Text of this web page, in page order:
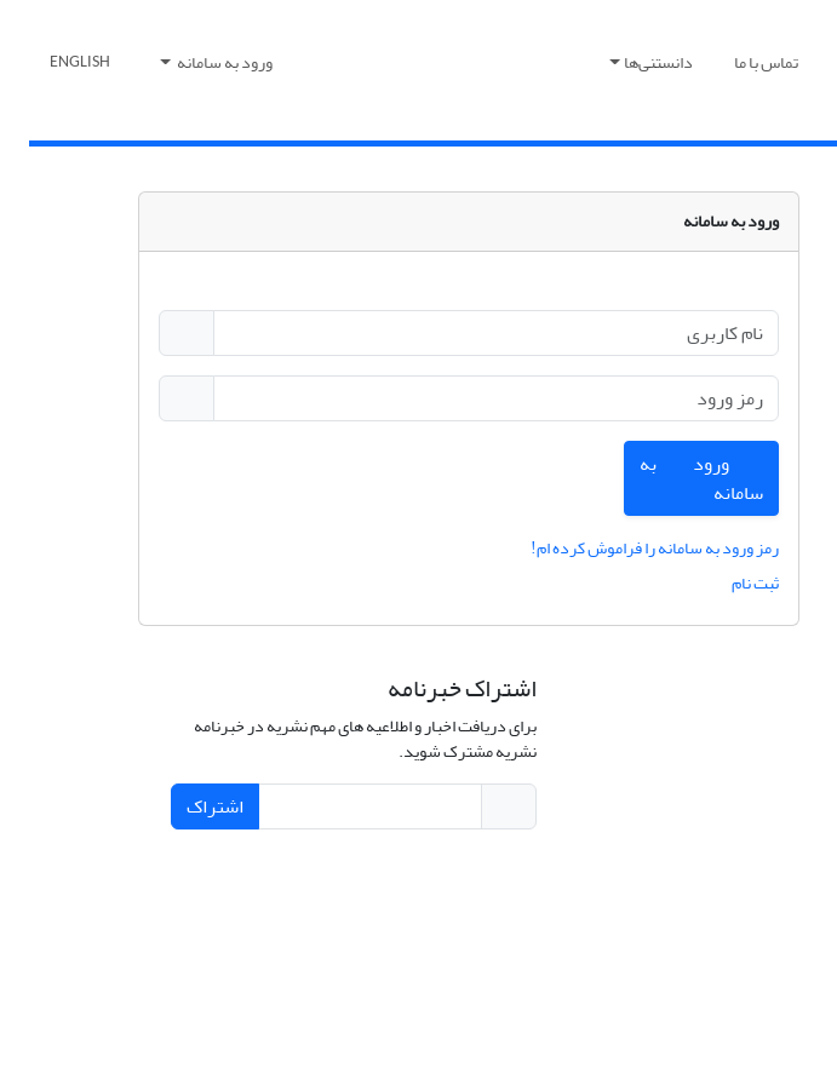
تماس با ما دانستنی‌ها ورود به سامانه ENGLISH
ورود به سامانه
ورود به
سامانه
رمز ورود به سامانه را فراموش کرده ام!
ثبت نام
اشتراک خبرنامه
برای دریافت اخبار و اطلاعیه های مهم نشریه در خبرنامه
نشریه مشترک شوید.
اشتراک